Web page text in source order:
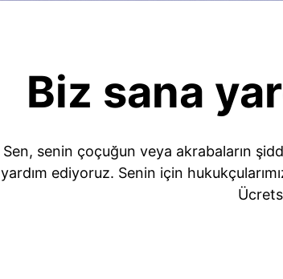
Biz sana
Sen, senin çoçuğun veya akrabaların
yardım ediyoruz. Senin için